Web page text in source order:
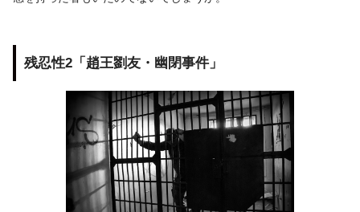
残忍性2「趙王劉友・幽閉事件」